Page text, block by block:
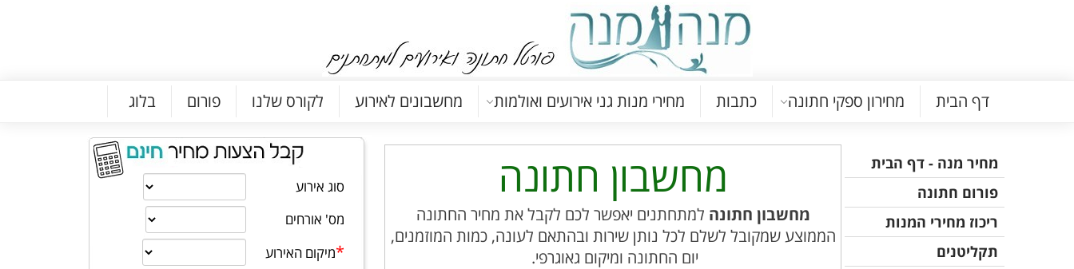
דף הבית מחירון ספקי חתונה כתבות מחירי מנות גני אירועים ואולמות מחשבונים לאירוע לקורס שלנו פורום בלוג
מחיר מנה - דף הבית
פורום חתונה
ריכוז מחירי המנות
תקליטנים
מחשבון חתונה
מחשבון חתונה למתחתנים יאפשר לכם לקבל את מחיר החתונה
הממוצע שמקובל לשלם לכל נותן שירות ובהתאם לעונה, כמות המוזמנים,
יום החתונה ומיקום גאוגרפי.